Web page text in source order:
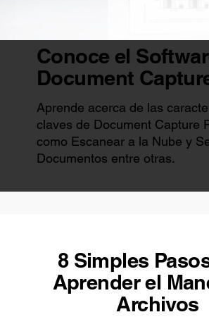
Conoce el
Document
Aprende acerca de las
claves de Document Capture
como Escanear a la Nube y
Documentos entre otras.
8 Simples
Aprender el
Archivos